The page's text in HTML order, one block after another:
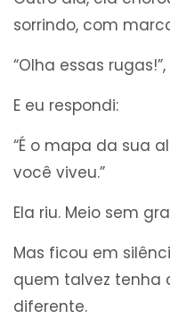
sorrindo, com
“Olha essas
E eu respondi:
“É o mapa da sua
você viveu.”
Ela riu. Meio sem
Mas ficou em
quem talvez tenha
diferente.